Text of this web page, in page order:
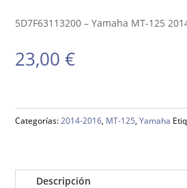
5D7F63113200 – Yamaha MT-125
23,00€
Categorías:2014-2016, MT-125,Yamaha
Descripción